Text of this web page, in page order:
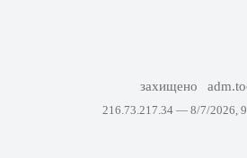
захищено
216.73.217.34 — 8/7/2026,